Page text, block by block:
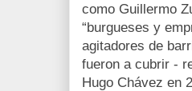
como Guillermo
“burgueses y
agitadores de
fueron a cubrir -
Hugo Chávez en